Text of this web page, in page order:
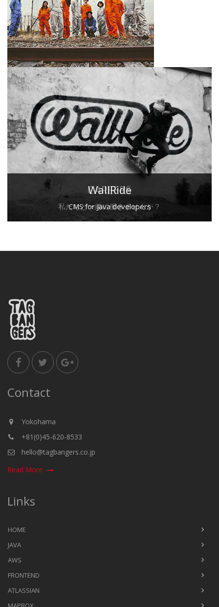
CAREERS
私たちと一緒に働きませんか？
WallRide
CMS for Java developers
Contact
Yokohama
+81(0)45-620-8533
hello@tagbangers.co.jp
Read More
Links
HOME
JAVA
AWS
FRONTEND
ATLASSIAN